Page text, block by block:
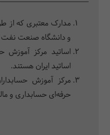
مدارک معتبری که از
و دانشگاه صنعت
اساتید مرکز آموزش
اساتید ایران هستند.
مرکز آموزش
حرفه‌ای حسابداری و